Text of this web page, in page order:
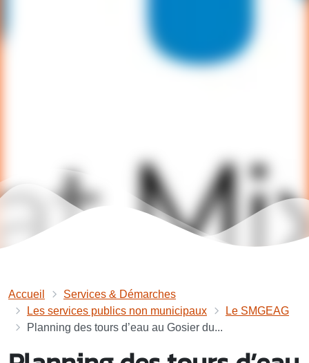
Accueil
Services & Démarches
Les services publics non municipaux
Le SMGEAG
Planning des tours d’eau au Gosier du...